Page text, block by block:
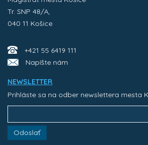
Tr. SNP 48/A,
040 11 Košice
+421 55 6419 111
Napíšte nám
NEWSLETTER
Prihláste sa na odber newslettera mesta
Odoslať